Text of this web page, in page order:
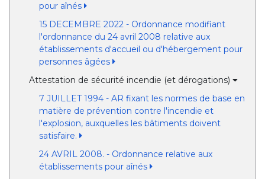
pour aînés
15 DECEMBRE 2022 - Ordonnance modifiant
l'ordonnance du 24 avril 2008 relative aux
établissements d'accueil ou d'hébergement pour
personnes âgées
Attestation de sécurité incendie (et dérogations)
7 JUILLET 1994 - AR fixant les normes de base en
matière de prévention contre l'incendie et
l'explosion, auxquelles les bâtiments doivent
satisfaire.
24 AVRIL 2008. - Ordonnance relative aux
établissements pour aînés